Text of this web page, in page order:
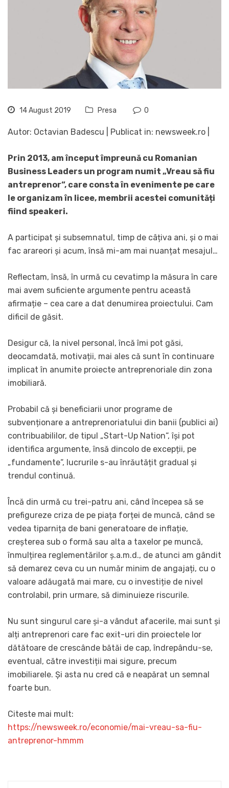
14 August 2019 Presa 0
Autor: Octavian Badescu | Publicat in: newsweek.ro |
Prin 2013, am început împreună cu Romanian
Business Leaders un program numit „Vreau să fiu
antreprenor“, care consta în evenimente pe care
le organizam în licee, membrii acestei comunități
fiind speakeri.
A participat și subsemnatul, timp de câțiva ani, și o mai
fac arareori și acum, însă mi-am mai nuanțat mesajul…
Reflectam, însă, în urmă cu cevatimp la măsura în care
mai avem suficiente argumente pentru această
afirmație – cea care a dat denumirea proiectului. Cam
dificil de găsit.
Desigur că, la nivel personal, încă îmi pot găsi,
deocamdată, motivații, mai ales că sunt în continuare
implicat în anumite proiecte antreprenoriale din zona
imobiliară.
Probabil că și beneficiarii unor programe de
subvenționare a antreprenoriatului din banii (publici ai)
contribuabililor, de tipul „Start-Up Nation“, își pot
identifica argumente, însă dincolo de excepții, pe
„fundamente“, lucrurile s-au înrăutățit gradual și
trendul continuă.
Încă din urmă cu trei-patru ani, când începea să se
prefigureze criza de pe piața forței de muncă, când se
vedea tiparnița de bani generatoare de inflație,
creșterea sub o formă sau alta a taxelor pe muncă,
înmulțirea reglementărilor ș.a.m.d., de atunci am gândit
să demarez ceva cu un număr minim de angajați, cu o
valoare adăugată mai mare, cu o investiție de nivel
controlabil, prin urmare, să diminuieze riscurile.
Nu sunt singurul care și-a vândut afacerile, mai sunt și
alți antreprenori care fac exit-uri din proiectele lor
dătătoare de crescânde bătăi de cap, îndrepându-se,
eventual, către investiții mai sigure, precum
imobiliarele. Și asta nu cred că e neapărat un semnal
foarte bun.
Citeste mai mult:
https://newsweek.ro/economie/mai-vreau-sa-fiu-
antreprenor-hmmm